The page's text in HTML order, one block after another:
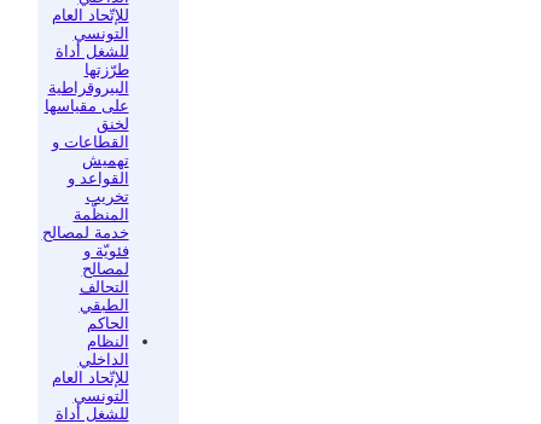
للإتّحاد العام
التونسي
للشغل أداة
طرّزتها
البيروقراطية
على مقياسها
لخنق
القطاعات و
تهميش
القواعد و
تخريب
المنظّمة
خدمة لمصالح
فئويّة و
لمصالح
التحالف
الطبقي
الحاكم
النظام
الداخلي
للإتّحاد العام
التونسي
للشغل أداة